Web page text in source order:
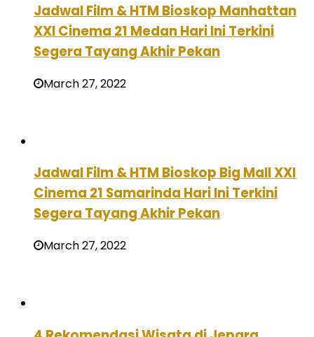
Jadwal Film & HTM Bioskop Manhattan
XXI Cinema 21 Medan Hari Ini Terkini
Segera Tayang Akhir Pekan
March 27, 2022
Jadwal Film & HTM Bioskop Big Mall XXI
Cinema 21 Samarinda Hari Ini Terkini
Segera Tayang Akhir Pekan
March 27, 2022